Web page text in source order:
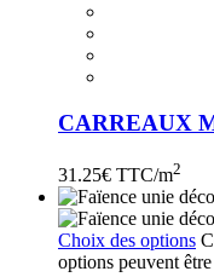
CARREAUX
31.25€ TTC/m2
Choix des options
options peuvent